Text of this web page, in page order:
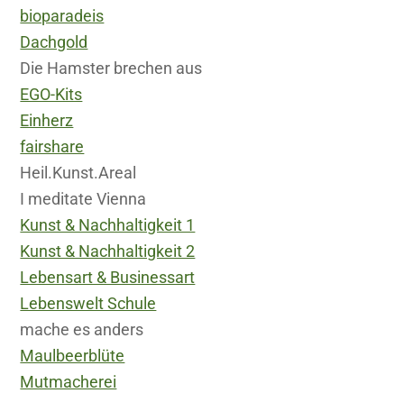
bioparadeis
Dachgold
Die Hamster brechen aus
EGO-Kits
Einherz
fairshare
Heil.Kunst.Areal
I meditate Vienna
Kunst & Nachhaltigkeit 1
Kunst & Nachhaltigkeit 2
Lebensart & Businessart
Lebenswelt Schule
mache es anders
Maulbeerblüte
Mutmacherei